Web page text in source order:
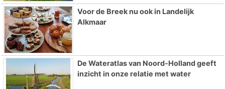
Voor de Breek nu ook in Landelijk
Alkmaar
De Wateratlas van Noord-Holland geeft
inzicht in onze relatie met water